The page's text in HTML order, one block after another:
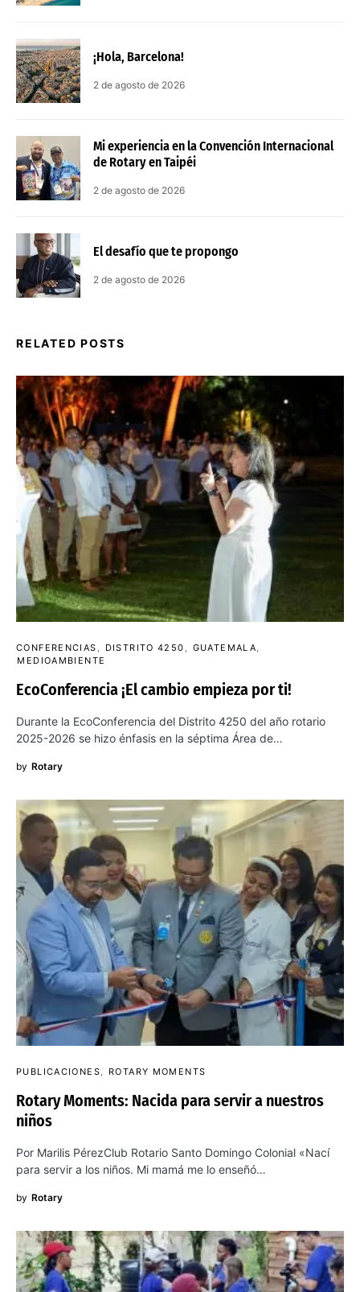
¡Hola, Barcelona!
2 de agosto de 2026
Mi experiencia en la Convención Internacional
de Rotary en Taipéi
2 de agosto de 2026
El desafío que te propongo
2 de agosto de 2026
RELATED POSTS
CONFERENCIAS DISTRITO 4250
GUATEMALA
MEDIOAMBIENTE
EcoConferencia ¡El cambio empieza por ti!
Durante la EcoConferencia del Distrito 4250 del año rotario
2025-2026 se hizo énfasis en la séptima Área de…
by Rotary
PUBLICACIONES ROTARY MOMENTS
Rotary Moments: Nacida para servir a nuestros
niños
Por Marilis PérezClub Rotario Santo Domingo Colonial «Nací
para servir a los niños. Mi mamá me lo enseñó…
by Rotary